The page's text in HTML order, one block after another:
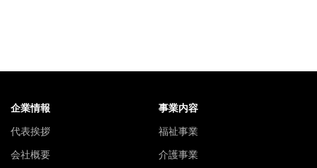
企業情報
代表挨拶
会社概要
事業内容
福祉事業
介護事業